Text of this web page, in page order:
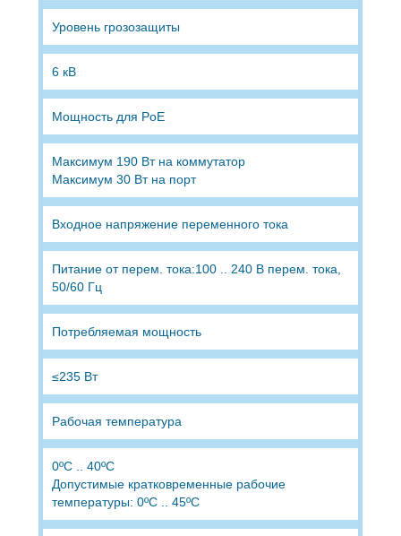
Уровень грозозащиты
6 кВ
Мощность для PoE
Максимум 190 Вт на коммутатор
Максимум 30 Вт на порт
Входное напряжение переменного тока
Питание от перем. тока:100 .. 240 В перем. тока,
50/60 Гц
Потребляемая мощность
≤235 Вт
Рабочая температура
0ºC .. 40ºC
Допустимые кратковременные рабочие
температуры: 0ºC .. 45ºC